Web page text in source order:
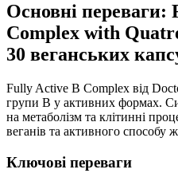
Основні переваги:
Complex with
30 веганських
Fully Active B Complex від
групи B у активних формах.
на метаболізм та клітинні
веганів та активного способу
Ключові переваги